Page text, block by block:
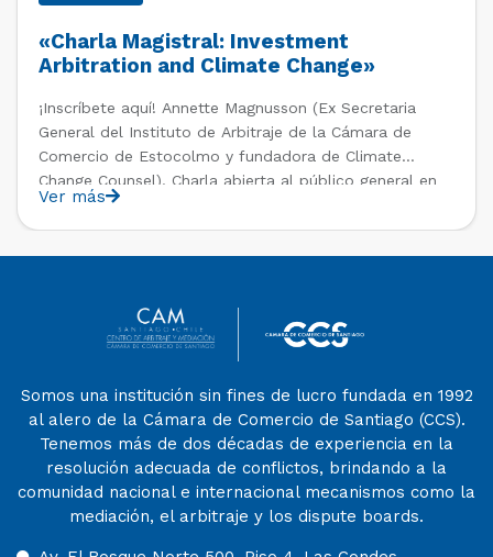
«Charla Magistral: Investment
Arbitration and Climate Change»
¡Inscríbete aquí! Annette Magnusson (Ex Secretaria
General del Instituto de Arbitraje de la Cámara de
Comercio de Estocolmo y fundadora de Climate
Change Counsel). Charla abierta al público general en
el marco del IV Diploma de Postítulo en Arbitraje
Nacional y Comercial Internacional, organizado por el
Departamento de Derecho Internacional […]
Ver más
Somos una institución sin fines de lucro fundada en 1992
al alero de la Cámara de Comercio de Santiago (CCS).
Tenemos más de dos décadas de experiencia en la
resolución adecuada de conflictos, brindando a la
comunidad nacional e internacional mecanismos como la
mediación, el arbitraje y los dispute boards.